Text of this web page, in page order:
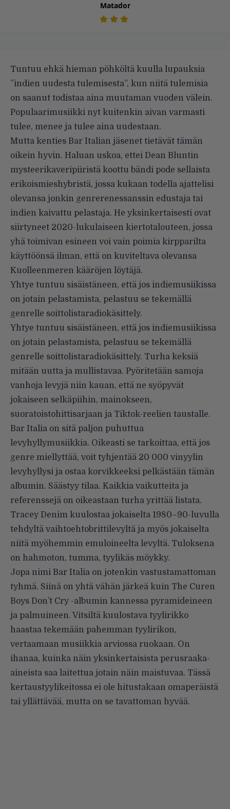
Matador
Tuntuu ehkä hieman pöhköltä kuulla lupauksia
”indien uudesta tulemisesta”, kun niitä tulemisia
on saanut todistaa aina muutaman vuoden välein.
Populaarimusiikki nyt kuitenkin aivan varmasti
tulee, menee ja tulee aina uudestaan.
Mutta kenties Bar Italian jäsenet tietävät tämän
oikein hyvin. Haluan uskoa, ettei Dean Bluntin
mysteerikaveripiiristä koottu bändi pode sellaista
erikoismieshybristä, jossa kukaan todella ajattelisi
olevansa jonkin genrerenessanssin edustaja tai
indien kaivattu pelastaja. He yksinkertaisesti ovat
siirtyneet 2020-lukulaiseen kiertotalouteen, jossa
yhä toimivan esineen voi vain poimia kirpparilta
käyttöönsä ilman, että on kuviteltava olevansa
Kuolleenmeren kääröjen löytäjä.
Yhtye tuntuu sisäistäneen, että jos indiemusiikissa
on jotain pelastamista, pelastuu se tekemällä
genrelle soittolistaradiokäsittely.
Yhtye tuntuu sisäistäneen, että jos indiemusiikissa
on jotain pelastamista, pelastuu se tekemällä
genrelle soittolistaradiokäsittely. Turha keksiä
mitään uutta ja mullistavaa. Pyöritetään samoja
vanhoja levyjä niin kauan, että ne syöpyvät
jokaiseen selkäpiihin, mainokseen,
suoratoistohittisarjaan ja Tiktok-reelien taustalle.
Bar Italia on sitä paljon puhuttua
levyhyllymusiikkia. Oikeasti se tarkoittaa, että jos
genre miellyttää, voit tyhjentää 20 000 vinyylin
levyhyllysi ja ostaa korvikkeeksi pelkästään tämän
albumin. Säästyy tilaa. Kaikkia vaikutteita ja
referenssejä on oikeastaan turha yrittää listata.
Tracey Denim kuulostaa jokaiselta 1980–90-luvulla
tehdyltä vaihtoehtobrittilevyltä ja myös jokaiselta
niitä myöhemmin emuloineelta levyltä. Tuloksena
on hahmoton, tumma, tyylikäs möykky.
Jopa nimi Bar Italia on jotenkin vastustamattoman
tyhmä. Siinä on yhtä vähän järkeä kuin The Curen
Boys Don’t Cry -albumin kannessa pyramideineen
ja palmuineen. Vitsiltä kuulostava tyylirikko
haastaa tekemään pahemman tyylirikon,
vertaamaan musiikkia arviossa ruokaan. On
ihanaa, kuinka näin yksinkertaisista perusraaka-
aineista saa laitettua jotain näin maistuvaa. Tässä
kertaustyylikeitossa ei ole hitustakaan omaperäistä
tai yllättävää, mutta on se tavattoman hyvää.